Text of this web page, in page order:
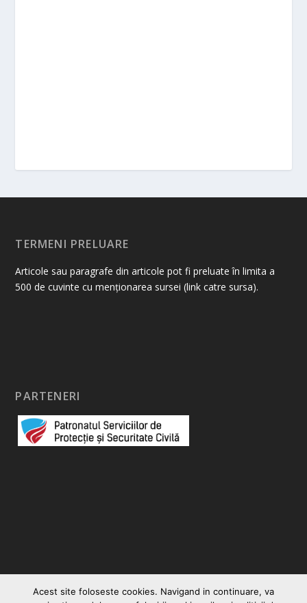
TERMENI PRELUARE
Articole sau paragrafe din articole pot fi preluate în limita a
500 de cuvinte cu menționarea sursei (link catre sursa).
PARTENERI
Acest site foloseste cookies. Navigand in continuare, va